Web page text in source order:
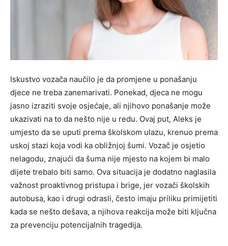
Iskustvo vozača naučilo je da promjene u ponašanju
djece ne treba zanemarivati. Ponekad, djeca ne mogu
jasno izraziti svoje osjećaje, ali njihovo ponašanje može
ukazivati na to da nešto nije u redu. Ovaj put, Aleks je
umjesto da se uputi prema školskom ulazu, krenuo prema
uskoj stazi koja vodi ka obližnjoj šumi. Vozač je osjetio
nelagodu, znajući da šuma nije mjesto na kojem bi malo
dijete trebalo biti samo. Ova situacija je dodatno naglasila
važnost proaktivnog pristupa i brige, jer vozači školskih
autobusa, kao i drugi odrasli, često imaju priliku primijetiti
kada se nešto dešava, a njihova reakcija može biti ključna
za prevenciju potencijalnih tragedija.